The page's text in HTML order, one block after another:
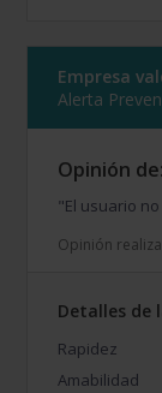
Empresa
Alerta
Opinión
"El usuario
Opinión
Detalles de
Rapidez
Amabilidad